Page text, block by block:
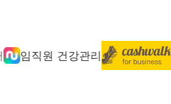
임직원 건강관리